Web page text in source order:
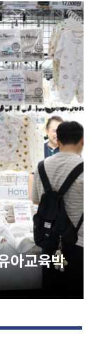
아교육박